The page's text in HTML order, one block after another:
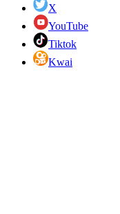
X
YouTube
Tiktok
Kwai